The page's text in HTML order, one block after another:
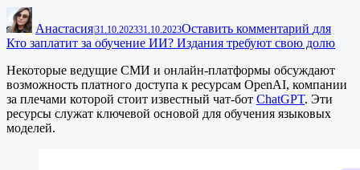
Анастасия|31.10.202331.10.2023Оставить комментарий для
Кто заплатит за обучение ИИ? Издания требуют свою долю
Некоторые ведущие СМИ и онлайн-платформы обсуждают
возможность платного доступа к ресурсам OpenAI, компании
за плечами которой стоит известный чат-бот ChatGPT. Эти
ресурсы служат ключевой основой для обучения языковых
моделей.